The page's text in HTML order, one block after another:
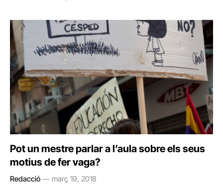
Pot un mestre parlar a l’aula sobre els seus
motius de fer vaga?
Redacció març 19, 2018